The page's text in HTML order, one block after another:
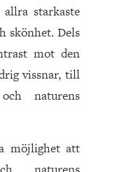
starkaste
skönhet. Dels
mot den
vissnar, till
naturens
möjlighet att